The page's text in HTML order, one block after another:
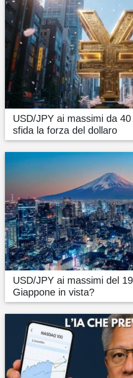
USD/JPY ai massimi da
sfida la forza del dollaro
USD/JPY ai massimi del
Giappone in vista?